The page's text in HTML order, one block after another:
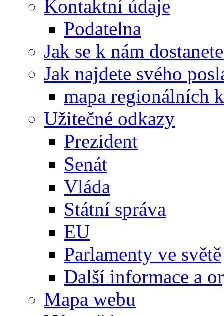
Kontaktní údaje
Podatelna
Jak se k nám
Jak najdete svého
mapa regionálních
Užitečné odkazy
Prezident
Senát
Vláda
Státní správa
EU
Parlamenty ve světě
Další informace a
Mapa webu